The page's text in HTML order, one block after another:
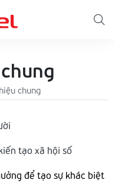
chung
tạo xã hội số
để tạo sự khác biệt